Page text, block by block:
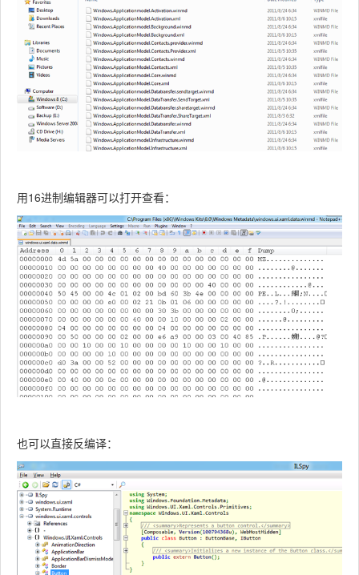
用16进制编辑器可以打开查看：
也可以直接反编译：